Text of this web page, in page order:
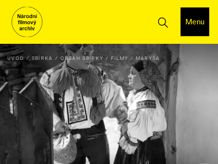
Menu
ÚVOD SBÍRKA OBSAH SBÍRKY FILMY MARYŠA